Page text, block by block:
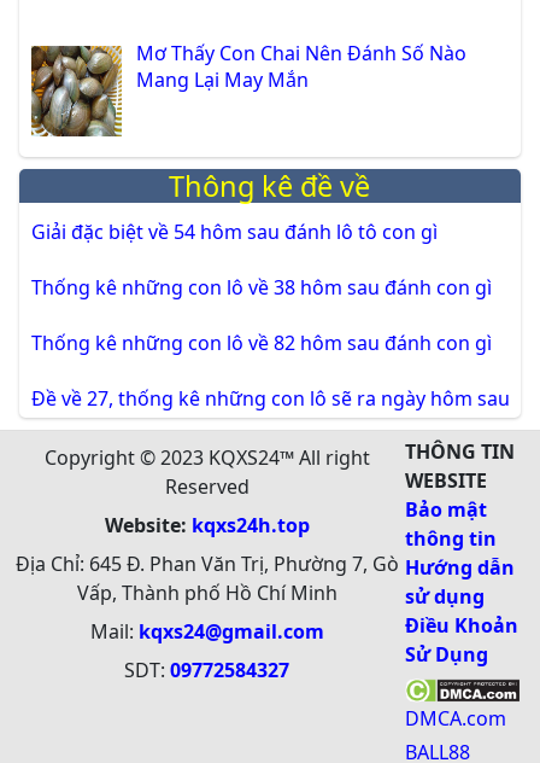
Mơ Thấy Con Chai Nên Đánh Số Nào
Mang Lại May Mắn
Thông kê đề về
Giải đặc biệt về 54 hôm sau đánh lô tô con gì
Thống kê những con lô về 38 hôm sau đánh con gì
Thống kê những con lô về 82 hôm sau đánh con gì
Đề về 27, thống kê những con lô sẽ ra ngày hôm sau
Copyright © 2023 KQXS24™ All right
Reserved
Website: kqxs24h.top
Địa Chỉ: 645 Đ. Phan Văn Trị, Phường 7, Gò
Vấp, Thành phố Hồ Chí Minh
Mail: kqxs24@gmail.com
SDT:09772584327
THÔNG TIN
WEBSITE
Bảo mật
thông tin
Hướng dẫn
sử dụng
Điều Khoản
Sử Dụng
DMCA.com
BALL88